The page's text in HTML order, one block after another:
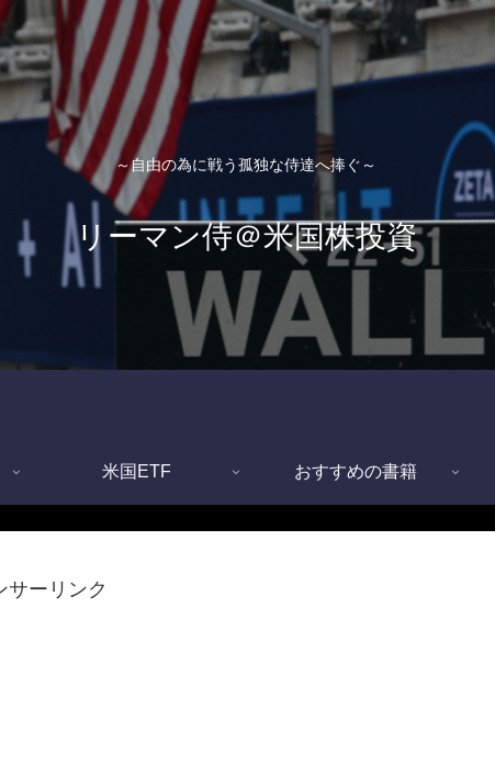
～自由の為に戦う孤独な侍達へ捧ぐ～
リーマン侍＠米国株投資
米国ETF おすすめの書籍
サーリンク